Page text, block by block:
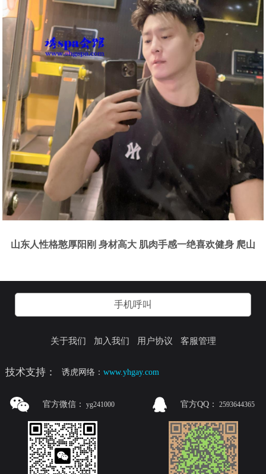
山东人性格憨厚阳刚 身材高大 肌肉手感一绝喜欢健身 爬山
手机呼叫
关于我们 加入我们 用户协议 客服管理
技术支持： 诱虎网络：www.yhgay.com
官方微信： yg241000 官方QQ： 2593644365